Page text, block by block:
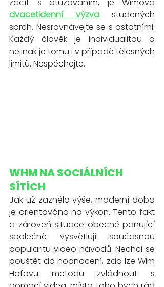
dvacetidenní výzva studených
sprch. Nesrovnávejte se s ostatními.
Každý člověk je individualitou a
nejinak je tomu i v případě tělesných
limitů. Nespěchejte.
WHM NA SOCIÁLNÍCH
SÍTÍCH
Jak už zaznělo výše, moderní doba
je orientována na výkon. Tento fakt
a zároveň situace obecně panující
společně vysvětlují současnou
popularitu video návodů. Nechci se
pouštět do hodnocení, zda lze Wim
Hofovu metodu zvládnout s